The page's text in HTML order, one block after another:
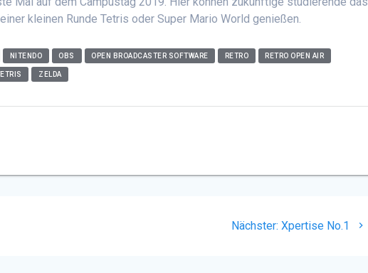
kleinen Runde Tetris oder Super MarioWorld genießen.
NITENDO OBS OPEN BROADCASTER SOFTWARE RETRO RETRO OPEN AIR
ZELDA
Nächster: Nächster
Xpertise No.1